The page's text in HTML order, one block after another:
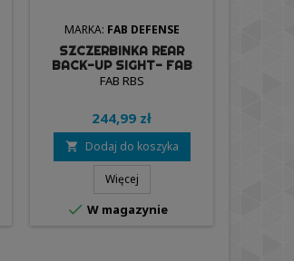
MARKA: FAB DEFENSE
SZCZERBINKA REAR
BACK-UP SIGHT- FAB
DEFENSE (RBS)
FAB RBS
244,99 zł
 Dodaj do koszyka
Więcej
 W magazynie